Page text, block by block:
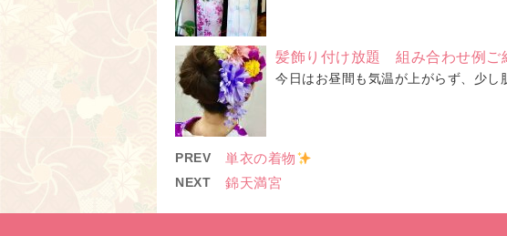
髪飾り付け放題 組み合わせ例ご
今日はお昼間も気温が上がらず、少
PREV 単衣の着物
NEXT 錦天満宮